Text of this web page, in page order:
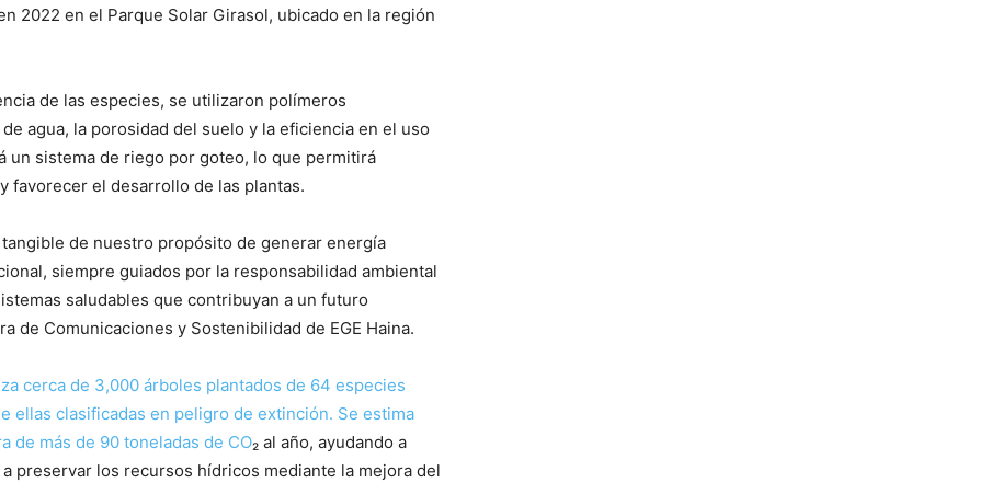
2022 en el Parque Solar Girasol, ubicado en la región
de las especies, se utilizaron polímeros
agua, la porosidad del suelo y la eficiencia en el uso
un sistema de riego por goteo, lo que permitirá
favorecer el desarrollo de las plantas.
de nuestro propósito de generar energía
siempre guiados por la responsabilidad ambiental
saludables que contribuyan a un futuro
de Comunicaciones y Sostenibilidad de EGE Haina.
cerca de 3,000 árboles plantados de 64 especies
ellas clasificadas en peligro de extinción. Se estima
de más de 90 toneladas de CO₂ al año, ayudando a
preservar los recursos hídricos mediante la mejora del